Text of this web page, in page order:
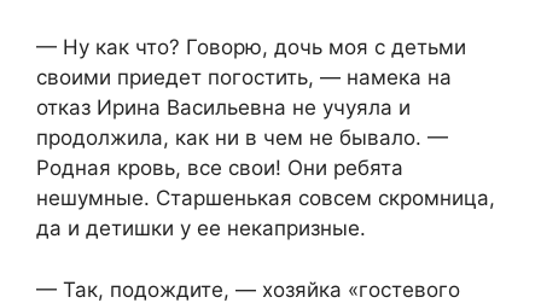
— Ну как что? Говорю, дочь моя с детьми
своими приедет погостить, — намека на
отказ Ирина Васильевна не учуяла и
продолжила, как ни в чем не бывало. —
Родная кровь, все свои! Они ребята
нешумные. Старшенькая совсем скромница,
да и детишки у ее некапризные.
— Так, подождите, — хозяйка «гостевого